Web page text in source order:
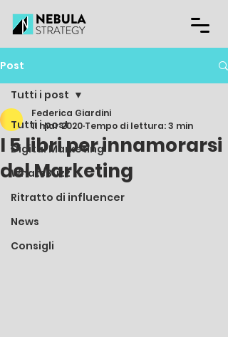
Post
Tutti i post
Digital Marketing
WhatsBuzz
Ritratto di influencer
News
Consigli
Tutti i post
I 5 libri per innamorarsi
del Marketing
Federica Giardini
11 mar 2020 Tempo di lettura: 3 min